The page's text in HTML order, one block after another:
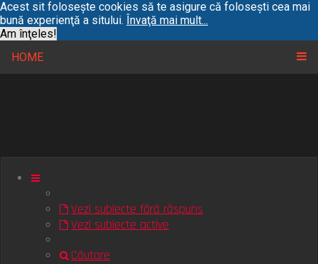
Acest sit foloseşte cookies să te asigure că foloseşti cea mai
bună experienţă a sitului. Învaţă mai mult...
Am înţeles!
HOME
Vezi subiecte fără răspuns
Vezi subiecte active
Căutare